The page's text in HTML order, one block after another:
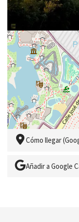
25 de Septiembre de
Cómo llegar
Añadir a Google